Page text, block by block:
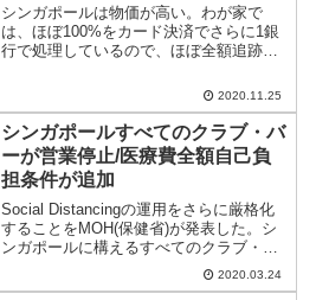
シンガポールは物価が高い。わが家で
は、ほぼ100%をカード決済でさらに1銀
行で処理しているので、ほぼ全額追跡で
2020.11.25
シンガポールすべてのクラブ・バ
ーが営業停止/医療費全額自己負
担条件が追加
Social Distancingの運用をさらに厳格化
することをMOH(保健省)が発表した。シ
ンガポールに構えるすべてのクラブ・バ
ーの営業停止を中心としており、タイや
インドネシアと同類の処置となる。
2020.03.24